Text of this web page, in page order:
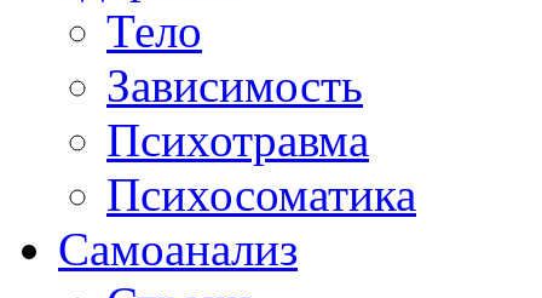
Тело
Зависимость
Психотравма
Психосоматика
Самоанализ